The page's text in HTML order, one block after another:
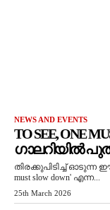
NEWS AND EVENTS
TO SEE, ONE
ഗാലറിയിൽ
തിരക്കുപിടിച്ച് ഓടുന്ന
must slow down' എന്ന...
25th March 2026